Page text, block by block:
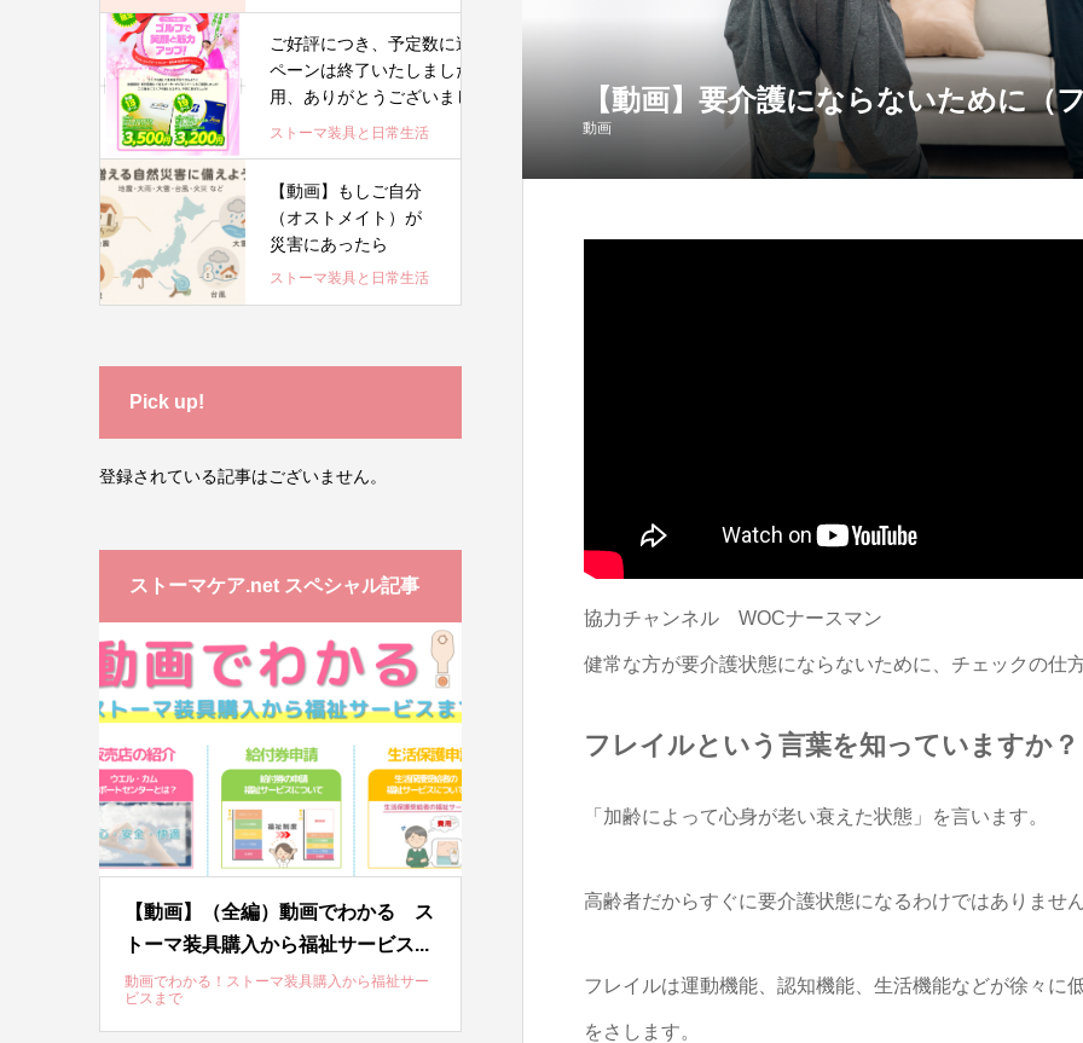
【動画】要介護にならないために（
動画
協力チャ ンネル WOCナースマン
健常な方が要介護状態にならないために、チェックの仕
フレイルという言葉を知っていますか？
「加齢によって心身が老い衰えた状態」を言います。
高齢者だからすぐに要介護状態になるわけではありませ
フレイルは運動機能、認知機能、生活機能などが徐々に
をさします。
ご好評につき、予定数に達したため、本キャン
ペーンは終了いたしました。たくさんのご利
用、ありがとうございまし
た。 ...
ストーマ装具と日常生活
【動画】もしご自分
（オストメイト）が
災害にあったら
ストーマ装具と日常生活
Pick up!
登録されている記事はございません。
ストーマケア.net スペシャル記事
【動画】（全編）動画でわかる ス
トーマ装具購入から福祉サービス...
動画でわかる！ストーマ装具購入から福祉サー
ビスまで